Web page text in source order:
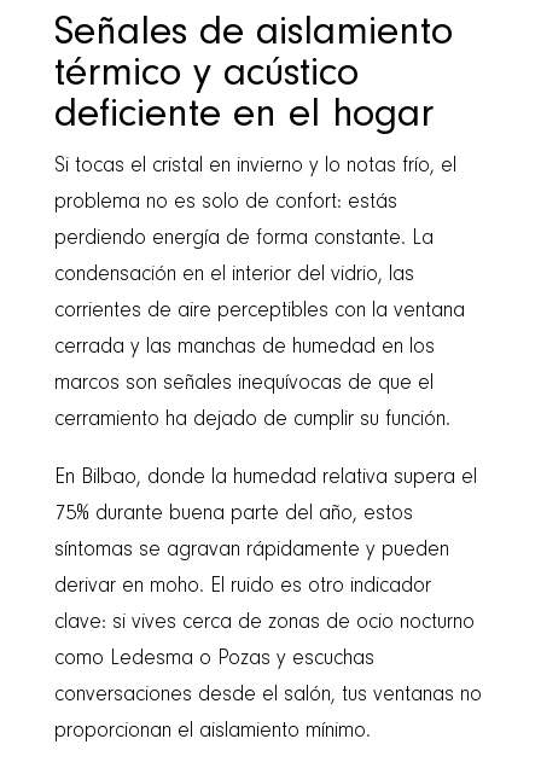
Señales de aislamiento
térmico y acústico
deficiente en el hogar
Si tocas el cristal en invierno y lo notas frío, el
problema no es solo de confort: estás
perdiendo energía de forma constante. La
condensación en el interior del vidrio, las
corrientes de aire perceptibles con la ventana
cerrada y las manchas de humedad en los
marcos son señales inequívocas de que el
cerramiento ha dejado de cumplir su función.
En Bilbao, donde la humedad relativa supera el
75% durante buena parte del año, estos
síntomas se agravan rápidamente y pueden
derivar en moho. El ruido es otro indicador
clave: si vives cerca de zonas de ocio nocturno
como Ledesma o Pozas y escuchas
conversaciones desde el salón, tus ventanas no
proporcionan el aislamiento mínimo.